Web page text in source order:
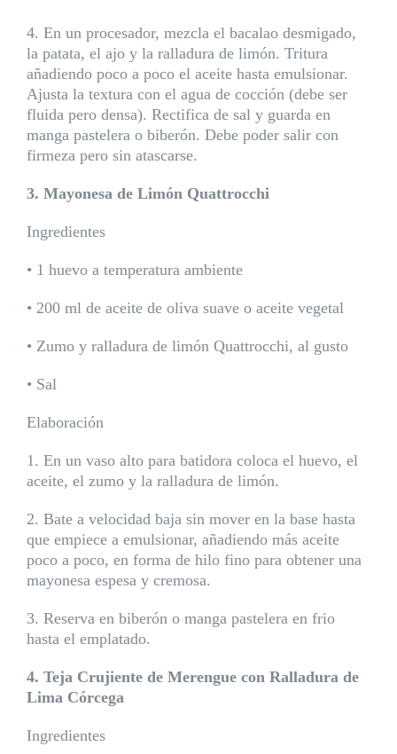
4. En un procesador, mezcla el bacalao desmigado,
la patata, el ajo y la ralladura de limón. Tritura
añadiendo poco a poco el aceite hasta emulsionar.
Ajusta la textura con el agua de cocción (debe ser
fluida pero densa). Rectifica de sal y guarda en
manga pastelera o biberón. Debe poder salir con
firmeza pero sin atascarse.
3. Mayonesa de Limón Quattrocchi
Ingredientes
• 1 huevo a temperatura ambiente
• 200 ml de aceite de oliva suave o aceite vegetal
• Zumo y ralladura de limón Quattrocchi, al gusto
• Sal
Elaboración
1. En un vaso alto para batidora coloca el huevo, el
aceite, el zumo y la ralladura de limón.
2. Bate a velocidad baja sin mover en la base hasta
que empiece a emulsionar, añadiendo más aceite
poco a poco, en forma de hilo fino para obtener una
mayonesa espesa y cremosa.
3. Reserva en biberón o manga pastelera en frio
hasta el emplatado.
4. Teja Crujiente de Merengue con Ralladura de
Lima Córcega
Ingredientes